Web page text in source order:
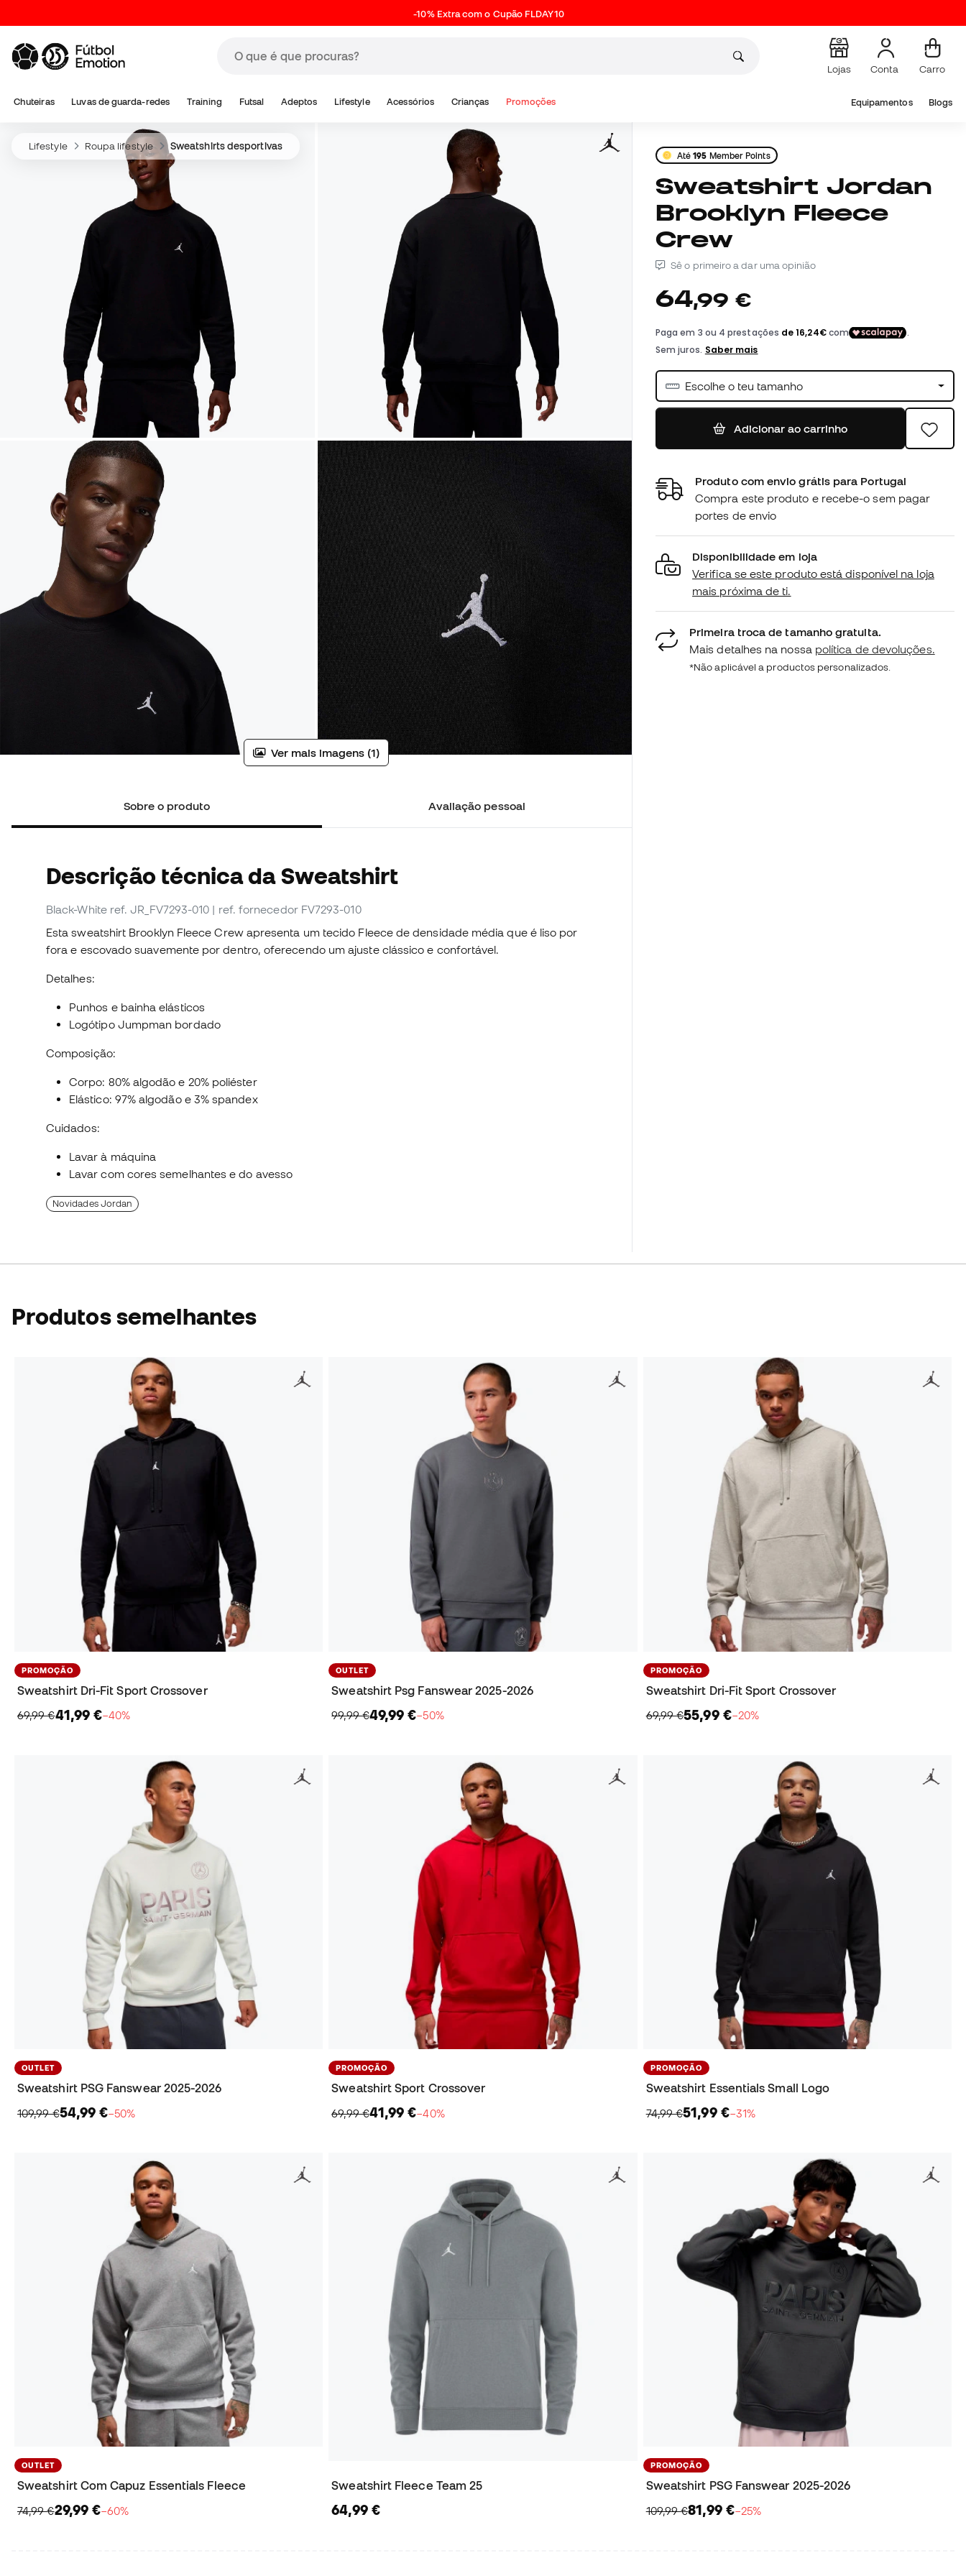
-10% Extra com o Cupão FLDAY10
Lojas Conta Carro
Chuteiras Luvas de guarda-redes Training Futsal Adeptos Lifestyle Acessórios Crianças Promoções Equipamentos Blogs
Lifestyle Roupa lifestyle Sweatshirts desportivas
Ver mais imagens (1)
Sobre o produto Avaliação pessoal
Descrição técnica da Sweatshirt
Black-White ref. JR_FV7293-010 | ref. fornecedor FV7293-010
Esta sweatshirt Brooklyn Fleece Crew apresenta um tecido Fleece de densidade média que é liso por
fora e escovado suavemente por dentro, oferecendo um ajuste clássico e confortável.
Detalhes:
Punhos e bainha elásticos
Logótipo Jumpman bordado
Composição:
Corpo: 80% algodão e 20% poliéster
Elástico: 97% algodão e 3% spandex
Cuidados:
Lavar à máquina
Lavar com cores semelhantes e do avesso
Novidades Jordan
Até195 Member Points
Sweatshirt Jordan
Brooklyn Fleece
Crew
Sê o primeiro a dar uma opinião
64,99 €
Escolhe o teu tamanho
Adicionar ao carrinho
Produto com envio grátis para Portugal
Compra este produto e recebe-o sem pagar
portes de envio
Disponibilidade em loja
Verifica se este produto está disponível na loja
mais próxima de ti.
Primeira troca de tamanho gratuita.
Mais detalhes na nossa política de devoluções.
*Não aplicável a productos personalizados.
Produtos semelhantes
PROMOÇÃO
Sweatshirt Dri-Fit Sport Crossover
69,99 €41,99 €−40%
OUTLET
Sweatshirt Psg Fanswear 2025-2026
99,99 €49,99 €−50%
PROMOÇÃO
Sweatshirt Dri-Fit Sport Crossover
69,99 €55,99 €−20%
OUTLET
Sweatshirt PSG Fanswear 2025-2026
109,99 €54,99 €−50%
PROMOÇÃO
Sweatshirt Sport Crossover
69,99 €41,99 €−40%
PROMOÇÃO
Sweatshirt Essentials Small Logo
74,99 €51,99 €−31%
OUTLET
Sweatshirt Com Capuz Essentials Fleece
74,99 €29,99 €−60%
Sweatshirt Fleece Team 25
64,99 €
PROMOÇÃO
Sweatshirt PSG Fanswear 2025-2026
109,99 €81,99 €−25%